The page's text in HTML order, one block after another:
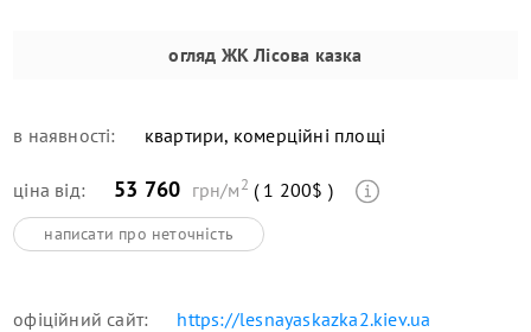
огляд ЖК Лісова казка
в наявності: квартири, комерційні площі
ціна від: 53 760 грн/м2 ( 1 200$ )
написати про неточність
офіційний сайт: https://lesnayaskazka2.kiev.ua